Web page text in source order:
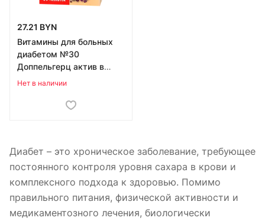
27.21 BYN
Витамины для больных
диабетом №30
Доппельгерц актив в
Бресте
Нет в наличии
Диабет – это хроническое заболевание, требующее
постоянного контроля уровня сахара в крови и
комплексного подхода к здоровью. Помимо
правильного питания, физической активности и
медикаментозного лечения, биологически